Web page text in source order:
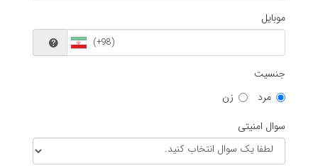
موبایل
جنسیت
مرد
زن
سوال امنیتی